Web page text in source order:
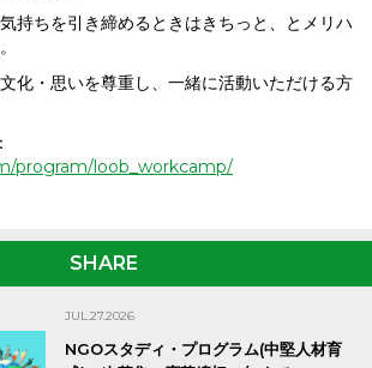
持ちを引き締めるときはきちっと、とメリハ
化・思いを尊重し、一緒に活動いただける方
program/loob_workcamp/
SHARE
JUL.27.2026
NGOスタディ・プログラム(中堅人材育